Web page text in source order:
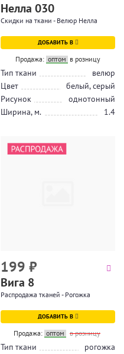
Нелла 030
Скидки на ткани - Велюр Нелла
ДОБАВИТЬ В
Продажа: оптом в розницу
Тип ткани
велюр
Цвет
белый, серый
Рисунок
однотонный
Ширина, м.
1.4
199 ₽
Вига 8
Распродажа тканей - Рогожка
ДОБАВИТЬ В
Продажа: оптом в розницу
Тип ткани
рогожка